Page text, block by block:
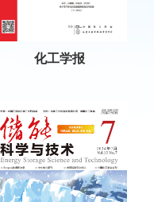
化工学报